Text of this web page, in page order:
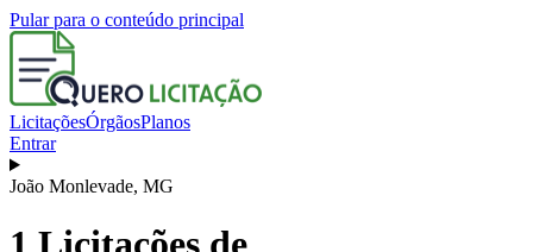
Pular para o conteúdo principal
LicitaçõesÓrgãosPlanos
Entrar
João Monlevade, MG